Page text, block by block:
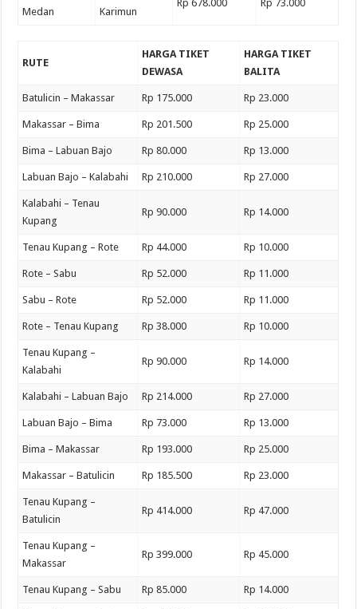
Medan Karimun
Rp 678.000 Rp 73.000
RUTE
HARGA TIKET
DEWASA
HARGA TIKET
BALITA
Batulicin – Makassar Rp 175.000 Rp 23.000
Makassar – Bima Rp 201.500 Rp 25.000
Bima – Labuan Bajo Rp 80.000 Rp 13.000
Labuan Bajo – Kalabahi Rp 210.000 Rp 27.000
Kalabahi – Tenau
Kupang
Rp 90.000 Rp 14.000
Tenau Kupang – Rote Rp 44.000 Rp 10.000
Rote – Sabu Rp 52.000 Rp 11.000
Sabu – Rote Rp 52.000 Rp 11.000
Rote – Tenau Kupang Rp 38.000 Rp 10.000
Tenau Kupang –
Kalabahi
Rp 90.000 Rp 14.000
Kalabahi – Labuan Bajo Rp 214.000 Rp 27.000
Labuan Bajo – Bima Rp 73.000 Rp 13.000
Bima – Makassar Rp 193.000 Rp 25.000
Makassar – Batulicin Rp 185.500 Rp 23.000
Tenau Kupang –
Batulicin
Rp 414.000 Rp 47.000
Tenau Kupang –
Makassar
Rp 399.000 Rp 45.000
Tenau Kupang – Sabu Rp 85.000 Rp 14.000